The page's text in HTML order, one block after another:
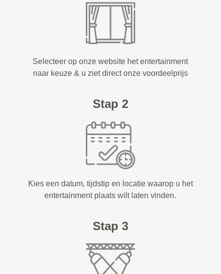
Selecteer op onze website het entertainment
naar keuze & u ziet direct onze voordeelprijs
Stap 2
Kies een datum, tijdstip en locatie waarop u het
entertainment plaats wilt laten vinden.
Stap 3